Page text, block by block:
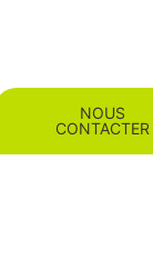
NOUS
CONTACTER